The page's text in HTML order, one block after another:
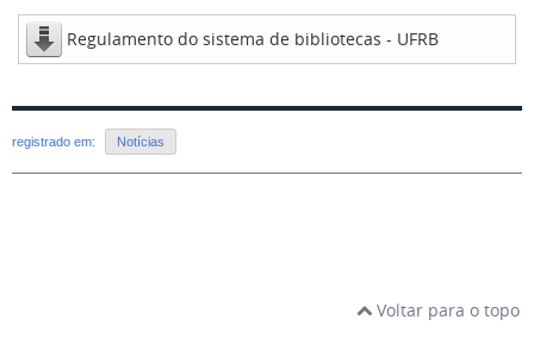
Regulamento do sistema de bibliotecas - UFRB
registrado em: Notícias
Voltar para o topo